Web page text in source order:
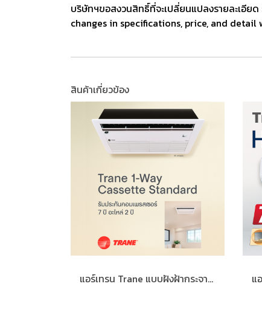
บริษัทฯขอสงวนสิทธิ์ที่จะเปลี่ยนแปลงรายละเอีย
changes in specifications, price, and
สินค้าเกี่ยวข้อง
แอร์เทรน Trane แบบฝังฝ้ากระจายลม 1 ทิศทาง มาตรฐาน (R32)